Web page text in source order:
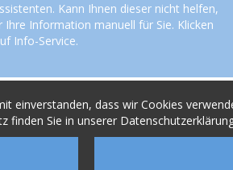
. Kann Ihnen dieser nicht helfen,
Ihre Information manuell für Sie. Klicken
Info-Service.
einverstanden, dass wir Cookies
finden Sie in unserer